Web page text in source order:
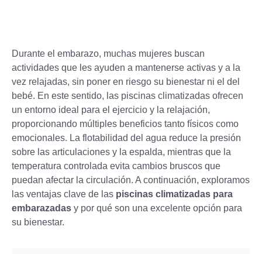
Durante el embarazo, muchas mujeres buscan
actividades que les ayuden a mantenerse activas y a la
vez relajadas, sin poner en riesgo su bienestar ni el del
bebé. En este sentido, las piscinas climatizadas ofrecen
un entorno ideal para el ejercicio y la relajación,
proporcionando múltiples beneficios tanto físicos como
emocionales. La flotabilidad del agua reduce la presión
sobre las articulaciones y la espalda, mientras que la
temperatura controlada evita cambios bruscos que
puedan afectar la circulación. A continuación, exploramos
las ventajas clave de las piscinas climatizadas para
embarazadas y por qué son una excelente opción para
su bienestar.